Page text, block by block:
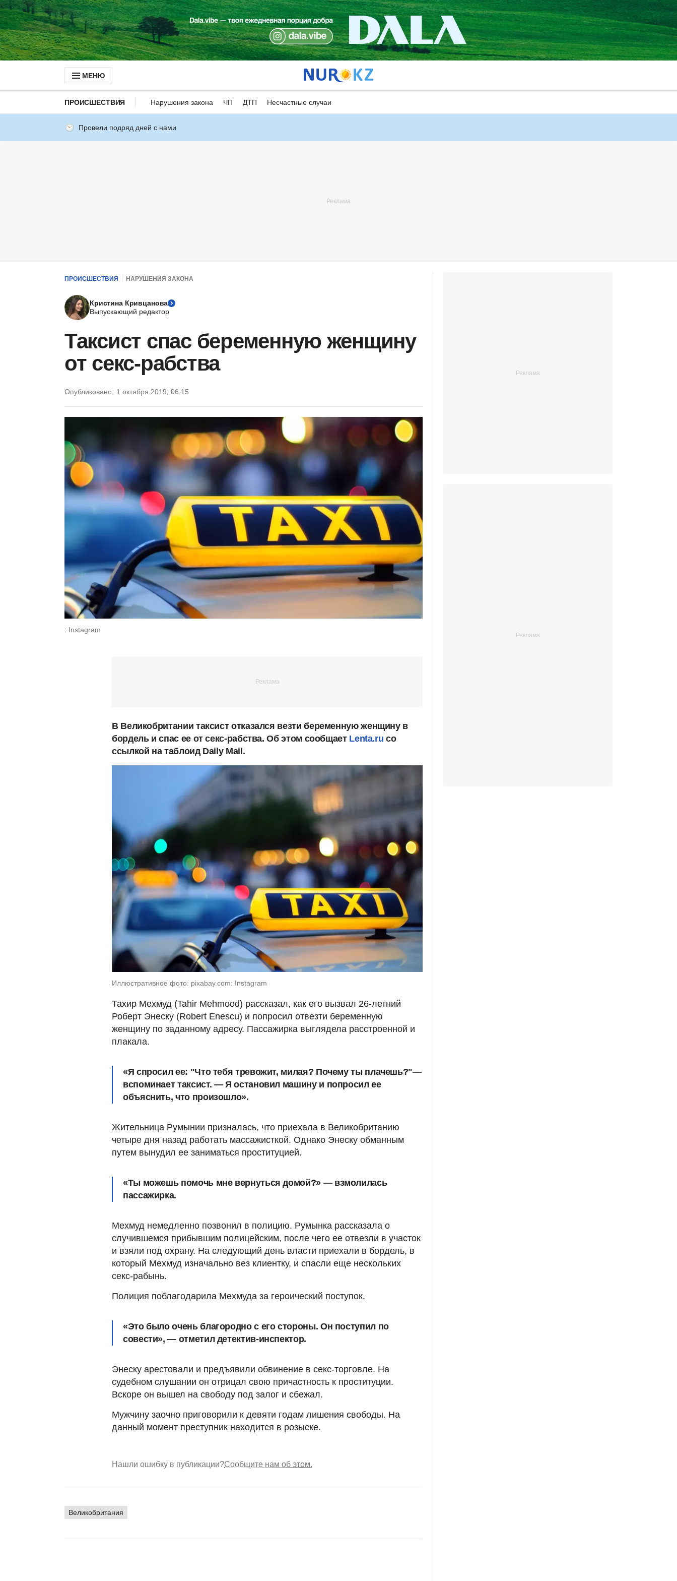
МЕНЮ
ПРОИСШЕСТВИЯ Нарушения закона ЧП ДТП Несчастные случаи
Провели подряд дней с нами
ПРОИСШЕСТВИЯ НАРУШЕНИЯ ЗАКОНА
Кристина Кривцанова
Выпускающий редактор
Таксист спас беременную женщину
от секс-рабства
Опубликовано: 1 октября 2019, 06:15
: Instagram
В Великобритании таксист отказался везти беременную женщину в
бордель и спас ее от секс-рабства. Об этом сообщаетLenta.ru со
ссылкой на таблоид Daily Mail.
Иллюстративное фото: pixabay.com: Instagram
Тахир Мехмуд (Tahir Mehmood) рассказал, как его вызвал 26-летний
Роберт Энеску (Robert Enescu) и попросил отвезти беременную
женщину по заданному адресу. Пассажирка выглядела расстроенной и
плакала.
«Я спросил ее: "Что тебя тревожит, милая? Почему ты плачешь?"—
вспоминает таксист. — Я остановил машину и попросил ее
объяснить, что произошло».
Жительница Румынии призналась, что приехала в Великобританию
четыре дня назад работать массажисткой. Однако Энеску обманным
путем вынудил ее заниматься проституцией.
«Ты можешь помочь мне вернуться домой?» — взмолилась
пассажирка.
Мехмуд немедленно позвонил в полицию. Румынка рассказала о
случившемся прибывшим полицейским, после чего ее отвезли в участок
и взяли под охрану. На следующий день власти приехали в бордель, в
который Мехмуд изначально вез клиентку, и спасли еще нескольких
секс-рабынь.
Полиция поблагодарила Мехмуда за героический поступок.
«Это было очень благородно с его стороны. Он поступил по
совести», — отметил детектив-инспектор.
Энеску арестовали и предъявили обвинение в секс-торговле. На
судебном слушании он отрицал свою причастность к проституции.
Вскоре он вышел на свободу под залог и сбежал.
Мужчину заочно приговорили к девяти годам лишения свободы. На
данный момент преступник находится в розыске.
Нашли ошибку в публикации?Сообщите нам об этом.
Великобритания